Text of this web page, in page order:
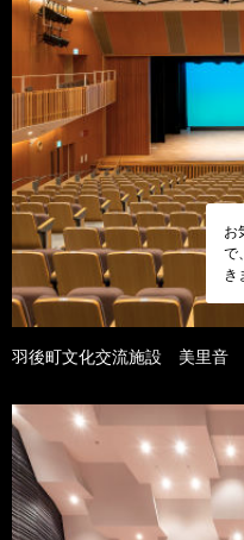
お
で
き
羽後町文化交流施設 美里音